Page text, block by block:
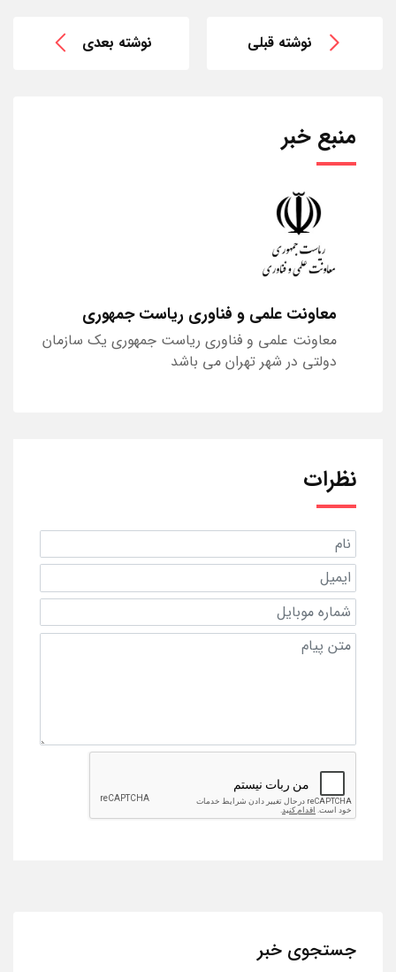
نوشته قبلی نوشته بعدی
منبع خبر
معاونت علمی و فناوری ریاست جمهوری
معاونت علمی و فناوری ریاست جمهوری یک سازمان
دولتی در شهر تهران می باشد
نظرات
جستجوی خبر